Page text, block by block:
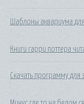
Шаблоны аквариума
Книги гарри поттера
Скачать программу для